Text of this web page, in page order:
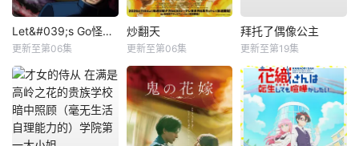
Let&#039;s Go怪奇组
更新至第06集
炒翻天
更新至第06集
拜托了偶像公主
更新至第19集